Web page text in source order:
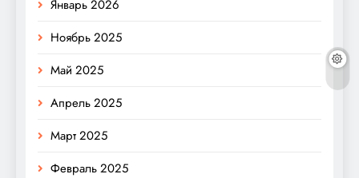
Январь 2026
Ноябрь 2025
Май 2025
Апрель 2025
Март 2025
Февраль 2025